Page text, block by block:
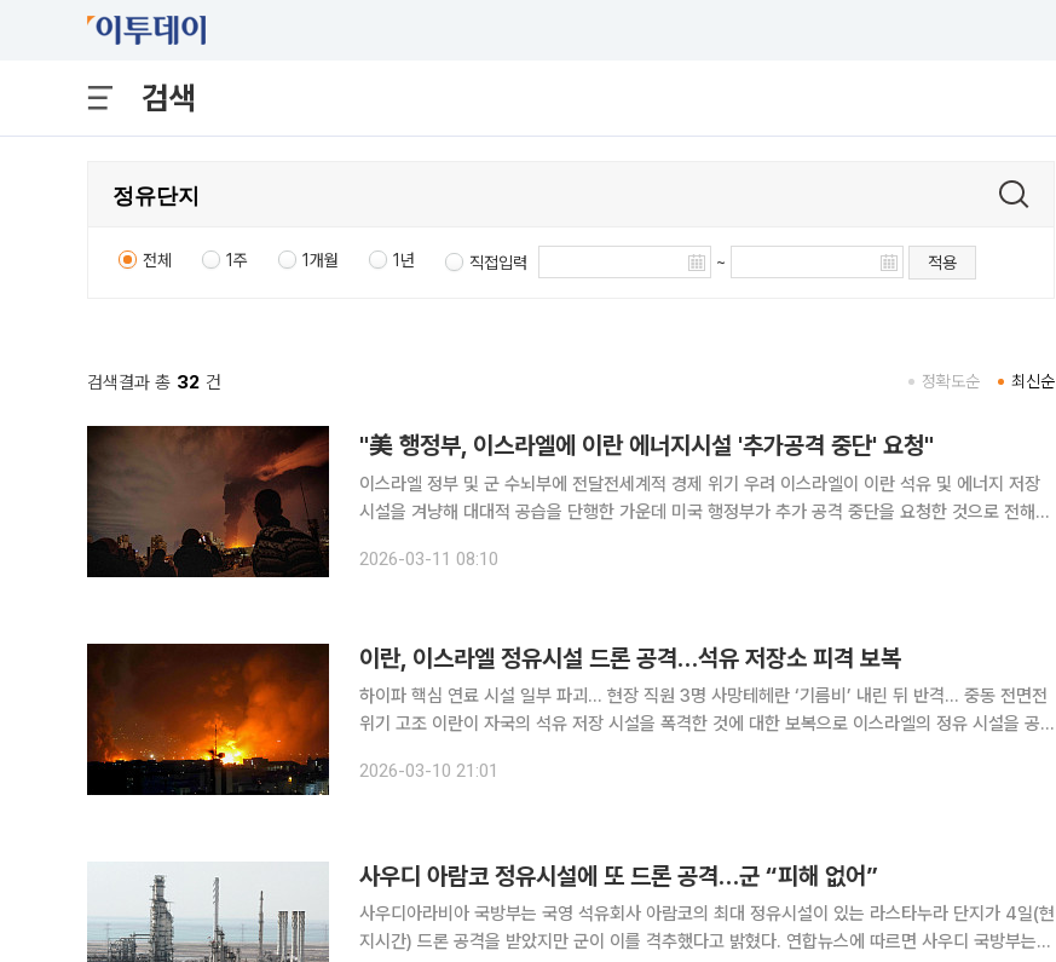
검색
전체 1주 1개월 1년 직접입력 ~ 적용
검색결과 총 32 건 최신순
정확도순
"美 행정부, 이스라엘에 이란 에너지시설 '추가공격 중단' 요청"
이스라엘 정부 및 군 수뇌부에 전달전세계적 경제 위기 우려 이스라엘이 이란 석유 및 에너지 저장
시설을 겨냥해 대대적 공습을 단행한 가운데 미국 행정부가 추가 공격 중단을 요청한 것으로 전해졌
내 석유 및 에너지 저장시설 추가 공격 중단'을 요청했다고 보
2026-03-11 08:10
이란, 이스라엘 정유시설 드론 공격…석유 저장소 피격 보복
하이파 핵심 연료 시설 일부 파괴… 현장 직원 3명 사망테헤란 ‘기름비’ 내린 뒤 반격… 중동 전면전
위기 고조 이란이 자국의 석유 저장 시설을 폭격한 것에 대한 보복으로 이스라엘의 정유 시설을 공
2026-03-10 21:01
사우디 아람코 정유시설에 또 드론 공격…군 “피해 없어”
사우디아라비아 국방부는 국영 석유회사 아람코의 최대 정유시설이 있는 라스타누라 단지가 4일(현
지시간) 드론 공격을 받았지만 군이 이를 격추했다고 밝혔다. 연합뉴스에 따르면 사우디 국방부는